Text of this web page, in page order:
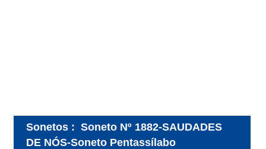
Sonetos : Soneto Nº 1882-SAUDADES
DE NÓS-Soneto Pentassílabo